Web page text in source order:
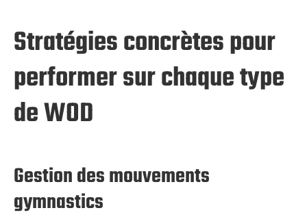
Stratégies concrètes pour
performer sur chaque type
de WOD
Gestion des mouvements
gymnastics